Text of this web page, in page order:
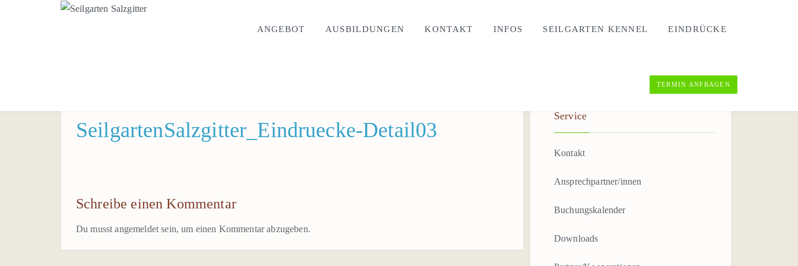
ANGEBOT AUSBILDUNGEN KONTAKT INFOS SEILGARTEN KENNEL EINDRÜCKE
TERMIN ANFRAGEN
SeilgartenSalzgitter_Eindruecke-Detail03
Schreibe einen Kommentar
Du musstangemeldet sein, um einen Kommentar abzugeben.
Service
Kontakt
Ansprechpartner/innen
Buchungskalender
Downloads